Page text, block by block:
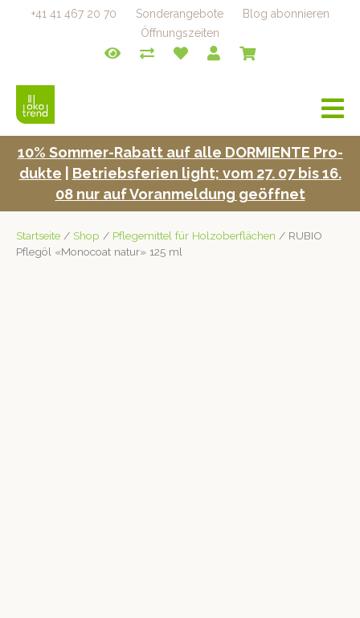
+41 41 467 20 70 Sonderangebote
Blog abonnieren
Öffnungszeiten
a
v
i
10% Som­mer-Rabatt auf alle DORMIENTE Pro­
duk­te
Betrieb­s­fe­rien light; vom 27. 07 bis 16.
08 nur auf Voran­mel­dung geöffnet
Startseite / Shop / Pflegemittel für Holzoberflächen / RUBIO
Pflegöl «Monocoat natur» 125 ml